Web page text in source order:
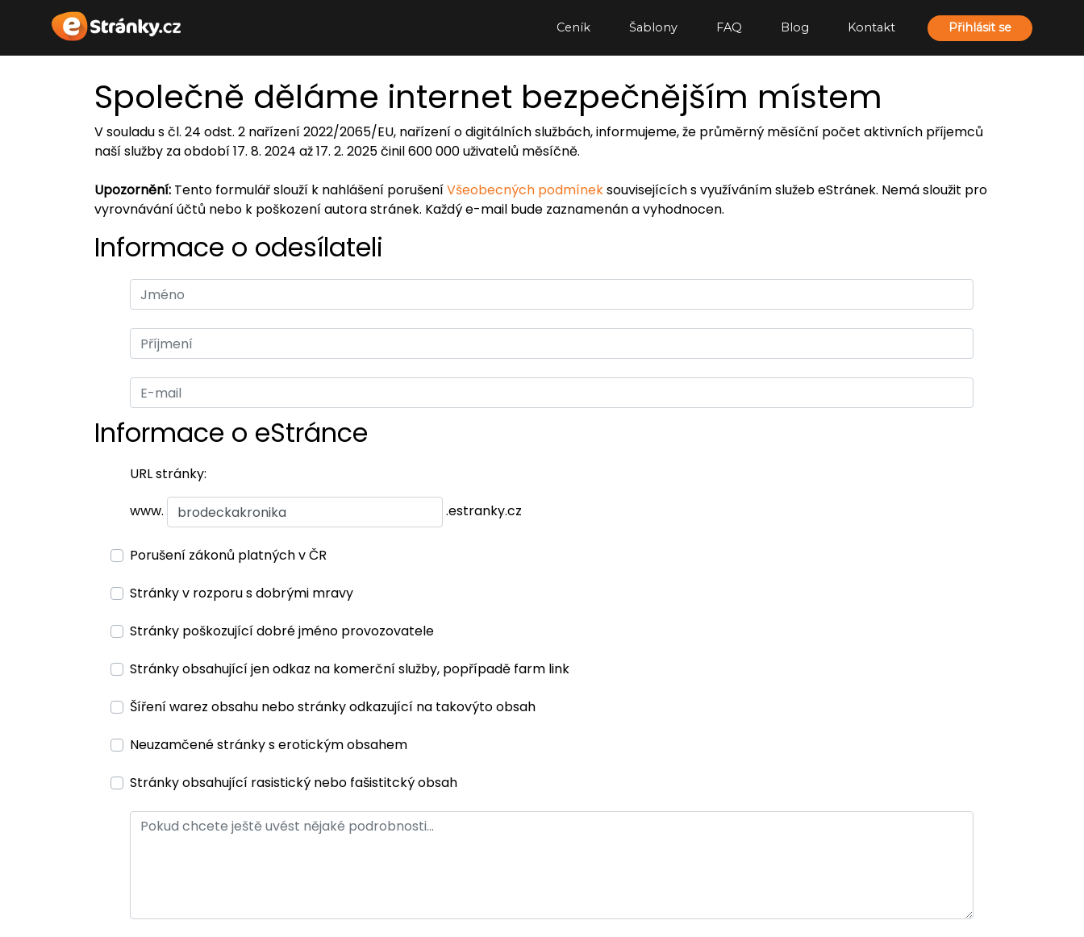
Ceník Šablony FAQ Blog Kontakt Přihlásit se
Společně děláme internet bezpečnějším místem
V souladu s čl. 24 odst. 2 nařízení 2022/2065/EU, nařízení o digitálních službách, informujeme, že průměrný měsíční počet aktivních příjemců
naší služby za období 17. 8. 2024 až 17. 2. 2025 činil 600 000 uživatelů měsíčně.
Upozornění: Tento formulář slouží k nahlášení porušeníVšeobecných podmíneksouvisejících s využíváním služeb eStránek. Nemá sloužit pro
vyrovnávání účtů nebo k poškození autora stránek. Každý e-mail bude zaznamenán a vyhodnocen.
Informace o odesílateli
Informace o eStránce
URL stránky:
www. .estranky.cz
Porušení zákonů platných v ČR
Stránky v rozporu s dobrými mravy
Stránky poškozující dobré jméno provozovatele
Stránky obsahující jen odkaz na komerční služby, popřípadě farm link
Šíření warez obsahu nebo stránky odkazující na takovýto obsah
Neuzamčené stránky s erotickým obsahem
Stránky obsahující rasistický nebo fašistitcký obsah